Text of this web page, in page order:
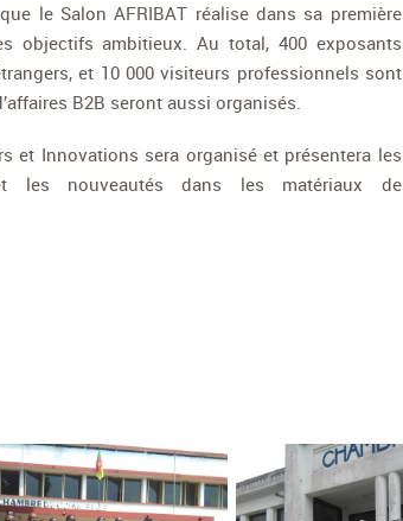
le Salon AFRIBAT réalise dans sa première
objectifs ambitieux. Au total, 400 exposants
et 10 000 visiteurs professionnels sont
B2B seront aussi organisés.
et Innovations sera organisé et présentera les
les nouveautés dans les matériaux de